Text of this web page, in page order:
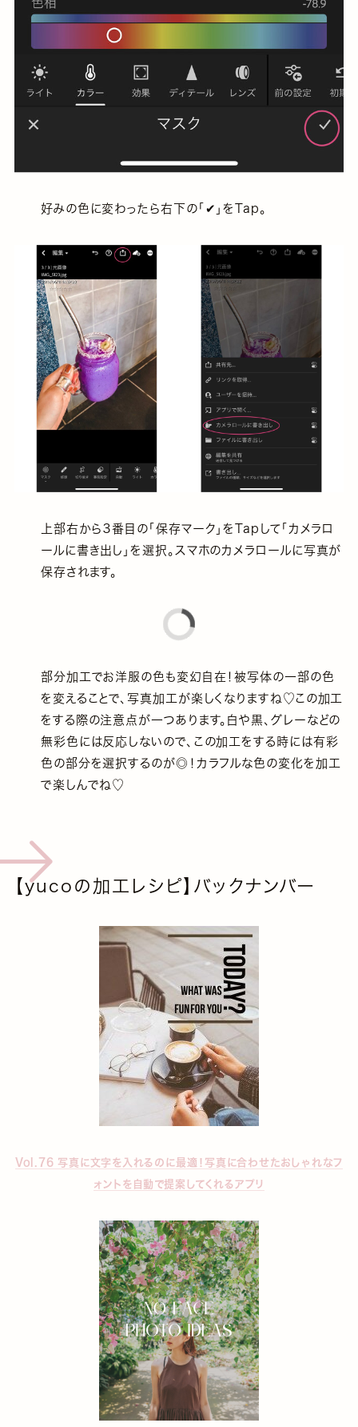
好みの色に変わったら右下の「✔︎」をTap。
上部右から３番目の「保存マーク」をTapして「カメラロ
ールに書き出し」を選択。スマホのカメラロールに写真が
保存されます。
部分加工でお洋服の色も変幻自在！被写体の一部の色
を変えることで、写真加工が楽しくなりますね♡この加工
をする際の注意点が一つあります。白や黒、グレーなどの
無彩色には反応しないので、この加工をする時には有彩
色の部分を選択するのが◎！カラフルな色の変化を加工
で楽しんでね♡
【yucoの加工レシピ】バックナンバー
Vol.76 写真に文字を入れるのに最適！写真に合わせたおしゃれなフ
ォントを自動で提案してくれるアプリ